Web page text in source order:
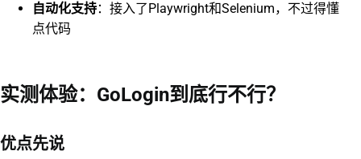
自动化支持：接入了Playwright和Selenium，不过得懂
点代码
实测体验：GoLogin到底行不行？
优点先说